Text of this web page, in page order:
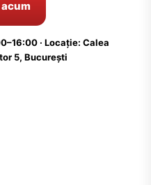
· Locație: Calea
5, București